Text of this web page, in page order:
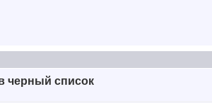
черный список